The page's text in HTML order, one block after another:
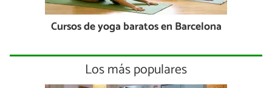
Cursos de yoga baratos en Barcelona
Los más populares